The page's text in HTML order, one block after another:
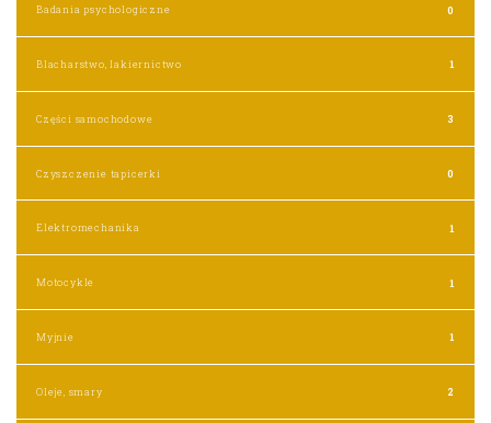
Badania psychologiczne 0
Blacharstwo, lakiernictwo 1
Części samochodowe 3
Czyszczenie tapicerki 0
Elektromechanika 1
Motocykle 1
Myjnie 1
Oleje, smary 2